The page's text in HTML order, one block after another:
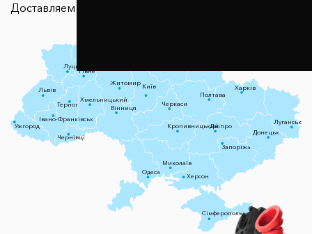
Доставляем в любую точку страны
Сімферополь
Луцьк
Київ
Житомир
Тернопіль
Рівне
Львів
Дніпро
Кропивницький
Харків
Полтава
Черкаси
Запоріжжя
Херсон
Донецьк
Луганськ
Ужгород
Чернівці
Вінниця
Хмельницький
Івано-Франківськ
Миколаїв
Одеса